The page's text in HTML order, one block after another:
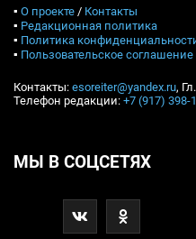
▪ О проекте / Контакты
▪ Редакционная политика
▪ Политика
▪ Пользовательское соглашение
Контакты: esoreiter@yandex.ru,
Телефон редакции: +7 (917) 398-
МЫ В СОЦСЕТЯХ